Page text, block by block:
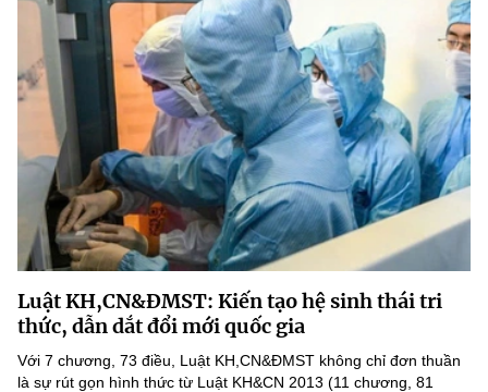
BỘ KHOA HỌC VÀ CÔNG NGHỆ
MINISTRY OF SCIENCE AND TECHNOLOGY
Điều khoản sử dụng Theo dõi MST: Góp ý
Cơ quan chủ quản: Bộ Khoa học và Công nghệ (MST)
Chịu trách nhiệm nội dung: Nguyễn Thị Hải Hằng
Giám đốc Trung tâm Truyền thông Khoa học và Công nghệ.
Liên hệ
Địa chỉ: Ban Biên tập Cổng TTĐT - 18 Nguyễn Du, TP. Hà Nội
Điện thoại: 024 3936 9506
Email: stc@mst.gov.vn
©2026 Bản quyền thuộc Bộ Khoa Học và Công Nghệ
(Ghi rõ nguồn "https://mst.gov.vn" khi phát hành lại thông tin từ
website này)
Luật KH,CN&ĐMST: Kiến tạo hệ sinh thái tri
thức, dẫn dắt đổi mới quốc gia
Với 7 chương, 73 điều, Luật KH,CN&ĐMST không chỉ đơn thuần
là sự rút gọn hình thức từ Luật KH&CN 2013 (11 chương, 81